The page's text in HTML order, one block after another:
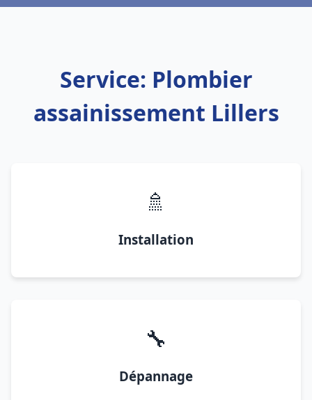
Service: Plombier
assainissement Lillers
🚿
Installation
🔧
Dépannage